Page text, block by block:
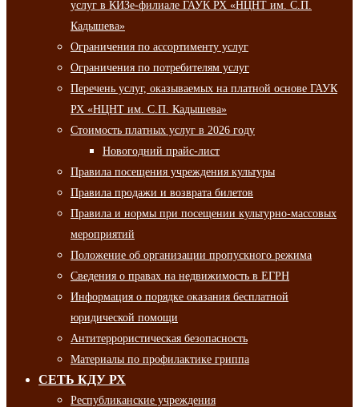
услуг в КИЗе-филиале ГАУК РХ «НЦНТ им. С.П.
Кадышева»
Ограничения по ассортименту услуг
Ограничения по потребителям услуг
Перечень услуг, оказываемых на платной основе ГАУК
РХ «НЦНТ им. С.П. Кадышева»
Стоимость платных услуг в 2026 году
Новогодний прайс-лист
Правила посещения учреждения культуры
Правила продажи и возврата билетов
Правила и нормы при посещении культурно-массовых
мероприятий
Положение об организации пропускного режима
Сведения о правах на недвижимость в ЕГРН
Информация о порядке оказания бесплатной
юридической помощи
Антитеррористическая безопасность
Материалы по профилактике гриппа
СЕТЬ КДУ РХ
Республиканские учреждения